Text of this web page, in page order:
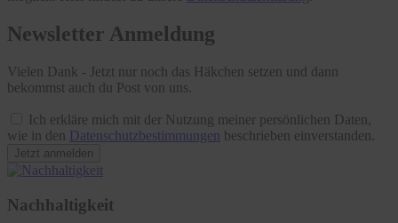
Newsletter Anmeldung
Vielen Dank - Jetzt nur noch das Häkchen setzen und dann
bekommst auch du Post von uns.
Ich erkläre mich mit der Nutzung meiner persönlichen Daten,
wie in den Datenschutzbestimmungen beschrieben einverstanden.
Jetzt anmelden
Nachhaltigkeit